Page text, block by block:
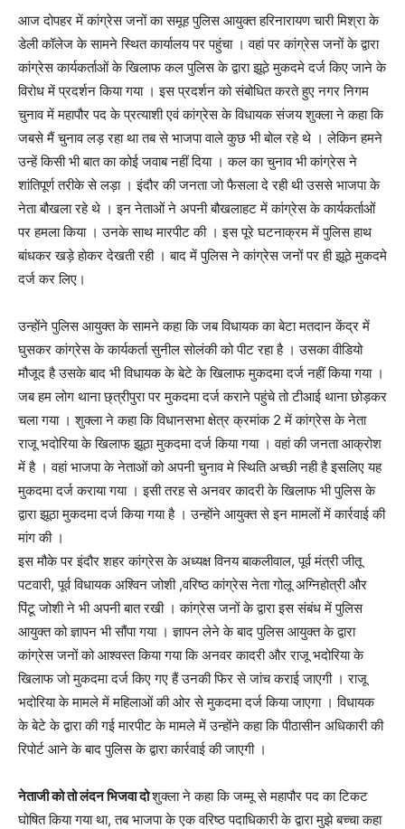
आज दोपहर में कांग्रेस जनों का समूह पुलिस आयुक्त हरिनारायण चारी मिश्रा के
डेली कॉलेज के सामने स्थित कार्यालय पर पहुंचा । वहां पर कांग्रेस जनों के द्वारा
कांग्रेस कार्यकर्ताओं के खिलाफ कल पुलिस के द्वारा झूठे मुकदमे दर्ज किए जाने के
विरोध में प्रदर्शन किया गया । इस प्रदर्शन को संबोधित करते हुए नगर निगम
चुनाव में महापौर पद के प्रत्याशी एवं कांग्रेस के विधायक संजय शुक्ला ने कहा कि
जबसे मैं चुनाव लड़ रहा था तब से भाजपा वाले कुछ भी बोल रहे थे । लेकिन हमने
उन्हें किसी भी बात का कोई जवाब नहीं दिया । कल का चुनाव भी कांग्रेस ने
शांतिपूर्ण तरीके से लड़ा । इंदौर की जनता जो फैसला दे रही थी उससे भाजपा के
नेता बौखला रहे थे । इन नेताओं ने अपनी बौखलाहट में कांग्रेस के कार्यकर्ताओं
पर हमला किया । उनके साथ मारपीट की । इस पूरे घटनाक्रम में पुलिस हाथ
बांधकर खड़े होकर देखती रही । बाद में पुलिस ने कांग्रेस जनों पर ही झूठे मुकदमे
दर्ज कर लिए।
उन्होंने पुलिस आयुक्त के सामने कहा कि जब विधायक का बेटा मतदान केंद्र में
घुसकर कांग्रेस के कार्यकर्ता सुनील सोलंकी को पीट रहा है । उसका वीडियो
मौजूद है उसके बाद भी विधायक के बेटे के खिलाफ मुकदमा दर्ज नहीं किया गया ।
जब हम लोग थाना छ्त्रीपुरा पर मुकदमा दर्ज कराने पहुंचे तो टीआई थाना छोड़कर
चला गया । शुक्ला ने कहा कि विधानसभा क्षेत्र क्रमांक 2 में कांग्रेस के नेता
राजू भदोरिया के खिलाफ झूठा मुकदमा दर्ज किया गया । वहां की जनता आक्रोश
में है । वहां भाजपा के नेताओं को अपनी चुनाव मे स्थिति अच्छी नही है इसलिए यह
मुकदमा दर्ज कराया गया । इसी तरह से अनवर कादरी के खिलाफ भी पुलिस के
द्वारा झूठा मुकदमा दर्ज किया गया है । उन्होंने आयुक्त से इन मामलों में कार्रवाई की
मांग की ।
इस मौके पर इंदौर शहर कांग्रेस के अध्यक्ष विनय बाकलीवाल, पूर्व मंत्री जीतू
पटवारी, पूर्व विधायक अश्विन जोशी ,वरिष्ठ कांग्रेस नेता गोलू अग्निहोत्री और
पिंटू जोशी ने भी अपनी बात रखी । कांग्रेस जनों के द्वारा इस संबंध में पुलिस
आयुक्त को ज्ञापन भी सौंपा गया । ज्ञापन लेने के बाद पुलिस आयुक्त के द्वारा
कांग्रेस जनों को आश्वस्त किया गया कि अनवर कादरी और राजू भदोरिया के
खिलाफ जो मुकदमा दर्ज किए गए हैं उनकी फिर से जांच कराई जाएगी । राजू
भदोरिया के मामले में महिलाओं की ओर से मुकदमा दर्ज किया जाएगा । विधायक
के बेटे के द्वारा की गई मारपीट के मामले में उन्होंने कहा कि पीठासीन अधिकारी की
रिपोर्ट आने के बाद पुलिस के द्वारा कार्रवाई की जाएगी ।
नेताजी को तो लंदन भिजवा दोशुक्ला ने कहा कि जम्मू से महापौर पद का टिकट
घोषित किया गया था, तब भाजपा के एक वरिष्ठ पदाधिकारी के द्वारा मुझे बच्चा कहा